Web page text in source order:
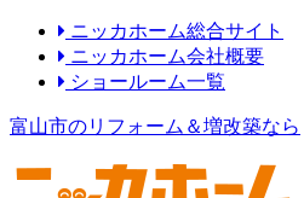
ニッカホーム総合サイト
ニッカホーム会社概要
ショールーム一覧
富山市のリフォーム＆増改築なら